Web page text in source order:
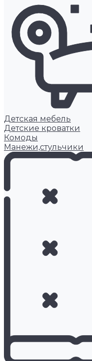
Детская мебель
Детские кроватки
Комоды
Манежи,стульчики